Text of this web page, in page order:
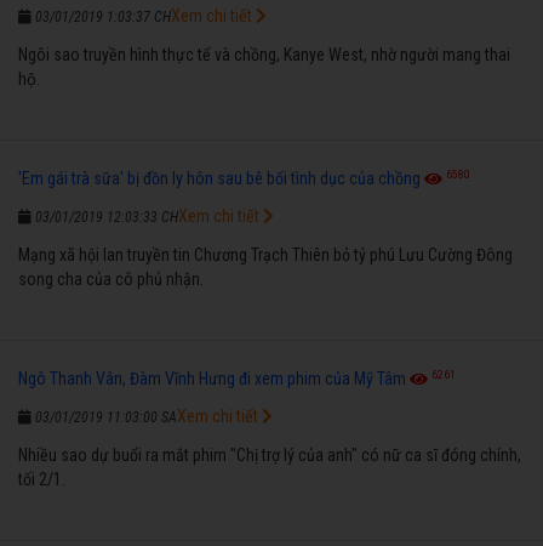
03/01/2019 1:03:37 CH
Ngôi sao truyền hình thực tế và chồng, Kanye West, nhờ người mang thai
hộ.
Xem chi tiết
'Em gái trà sữa' bị đồn ly hôn sau bê bối tình dục của chồng 6580
03/01/2019 12:03:33 CH
Mạng xã hội lan truyền tin Chương Trạch Thiên bỏ tỷ phú Lưu Cường Đông
song cha của cô phủ nhận.
Xem chi tiết
Ngô Thanh Vân, Đàm Vĩnh Hưng đi xem phim của Mỹ Tâm 6261
03/01/2019 11:03:00 SA
Nhiều sao dự buổi ra mắt phim "Chị trợ lý của anh" có nữ ca sĩ đóng chính,
tối 2/1.
Xem chi tiết